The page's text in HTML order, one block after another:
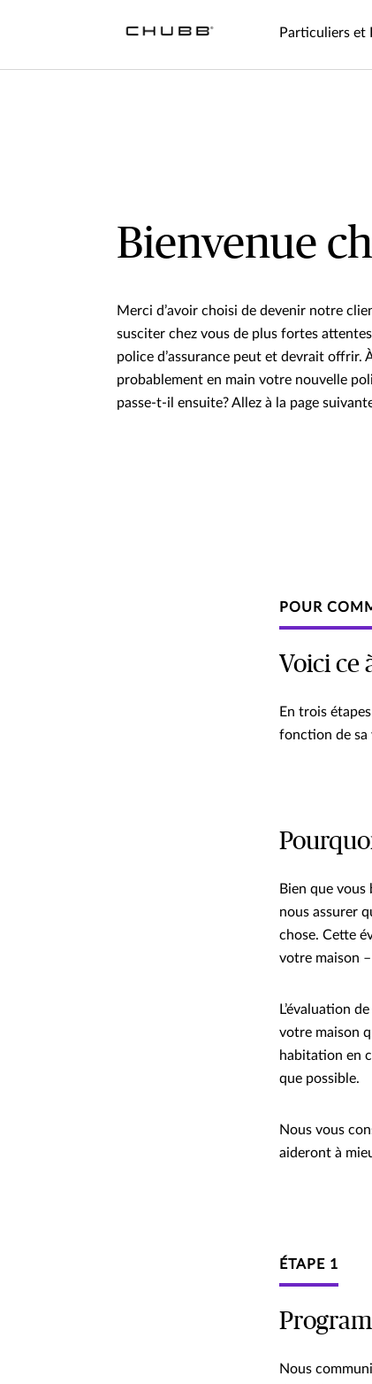
Particuliers et
Bienvenue
Merci d’avoir choisi de devenir notre
susciter chez vous de plus fortes
police d’assurance peut et devrait offrir.
probablement en main votre nouvelle
passe-t-il ensuite? Allez à la page
POUR
Voici ce
En trois
fonction de sa
Bien que
nous assurer
chose. Cette
votre maison
L’évaluation
votre maison
habitation en
que possible.
Nous vous
aideront à
ÉTAPE 1
Nous